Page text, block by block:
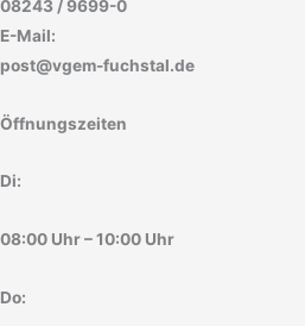
08243 / 9699-0
E-Mail:
post@vgem-fuchstal.de
Öffnungszeiten
Di:
08:00 Uhr – 10:00 Uhr
Do: